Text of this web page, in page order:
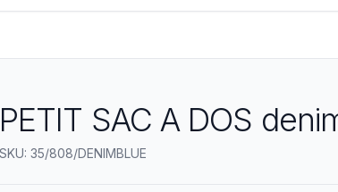
PETIT SAC A DOS
SKU: 35/808/DENIMBLUE